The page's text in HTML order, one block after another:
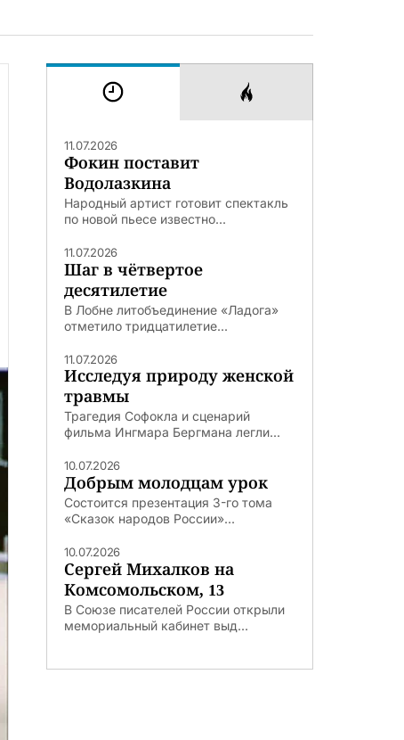
11.07.2026
Фокин поставит
Водолазкина
Народный артист готовит спектакль
по новой пьесе известно...
11.07.2026
Шаг в чётвертое
десятилетие
В Лобне литобъединение «Ладога»
отметило тридцатилетие...
11.07.2026
Исследуя природу женской
травмы
Трагедия Софокла и сценарий
фильма Ингмара Бергмана легли...
10.07.2026
Добрым молодцам урок
Состоится презентация 3-го тома
«Сказок народов России»...
10.07.2026
Сергей Михалков на
Комсомольском, 13
В Союзе писателей России открыли
мемориальный кабинет выд...